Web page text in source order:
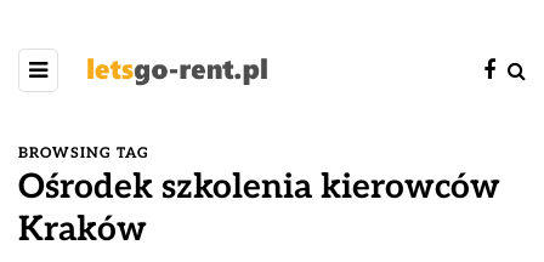
BROWSING TAG
Ośrodek szkolenia kierowców
Kraków